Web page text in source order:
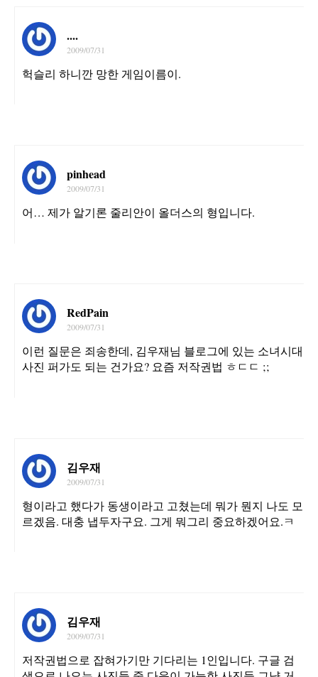
....
2009/07/31
헉슬리 하니깐 망한 게임이름이.
pinhead
2009/07/31
어… 제가 알기론 줄리안이 올더스의 형입니다.
RedPain
2009/07/31
이런 질문은 죄송한데, 김우재님 블로그에 있는 소녀시대
사진 퍼가도 되는 건가요? 요즘 저작권법 ㅎㄷㄷ ;;
김우재
2009/07/31
형이라고 했다가 동생이라고 고쳤는데 뭐가 뭔지 나도 모
르겠음. 대충 냅두자구요. 그게 뭐그리 중요하겠어요.ㅋ
김우재
2009/07/31
저작권법으로 잡혀가기만 기다리는 1인입니다. 구글 검